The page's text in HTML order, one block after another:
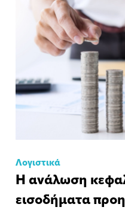
Λογιστικά
Η ανάλωση
εισοδήματα